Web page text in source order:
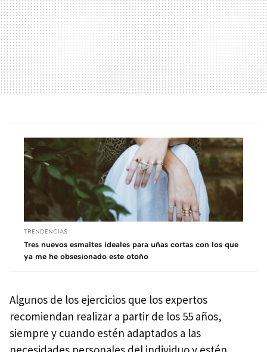
TRENDENCIAS
Tres nuevos esmaltes ideales para uñas cortas con los que
ya me he obsesionado este otoño
Algunos de los ejercicios que los expertos
recomiendan realizar a partir de los 55 años,
siempre y cuando estén adaptados a las